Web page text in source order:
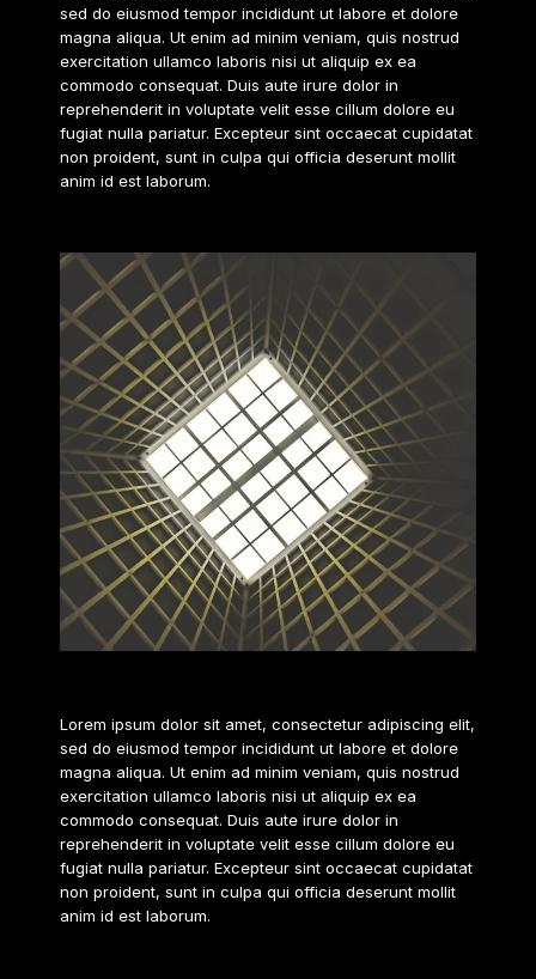
sed do eiusmod tempor incididunt ut labore et dolore
magna aliqua. Ut enim ad minim veniam, quis nostrud
exercitation ullamco laboris nisi ut aliquip ex ea
commodo consequat. Duis aute irure dolor in
reprehenderit in voluptate velit esse cillum dolore eu
fugiat nulla pariatur. Excepteur sint occaecat cupidatat
non proident, sunt in culpa qui officia deserunt mollit
anim id est laborum.
Lorem ipsum dolor sit amet, consectetur adipiscing elit,
sed do eiusmod tempor incididunt ut labore et dolore
magna aliqua. Ut enim ad minim veniam, quis nostrud
exercitation ullamco laboris nisi ut aliquip ex ea
commodo consequat. Duis aute irure dolor in
reprehenderit in voluptate velit esse cillum dolore eu
fugiat nulla pariatur. Excepteur sint occaecat cupidatat
non proident, sunt in culpa qui officia deserunt mollit
anim id est laborum.